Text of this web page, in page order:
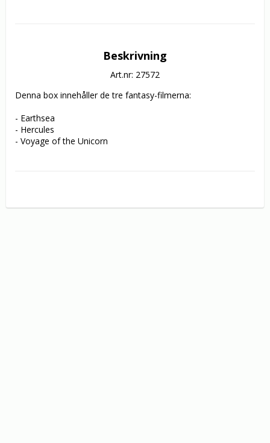
Beskrivning
Art.nr: 27572
Denna box innehåller de tre fantasy-filmerna:
- Earthsea
- Hercules
- Voyage of the Unicorn